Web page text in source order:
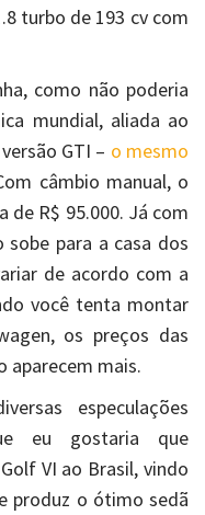
turbo de 193 cv com
como não poderia
mundial, aliada ao
GTI – o mesmo
câmbio manual, o
de R$ 95.000. Já com
para a casa dos
de acordo com a
você tenta montar
os preços das
aparecem mais.
especulações
eu gostaria que
VI ao Brasil, vindo
produz o ótimo sedã